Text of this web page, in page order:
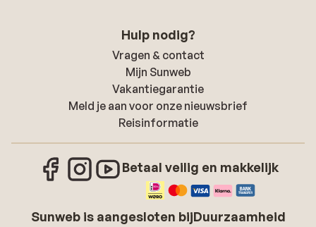
Hulp nodig?
Vragen & contact
Mijn Sunweb
Vakantiegarantie
Meld je aan voor onze nieuwsbrief
Reisinformatie
Betaal veilig en makkelijk
Sunweb is aangesloten bijDuurzaamheid